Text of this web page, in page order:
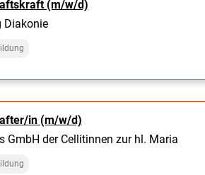
(m/w/d)
Diakonie
in (m/w/d)
GmbH der Cellitinnen zur hl. Maria